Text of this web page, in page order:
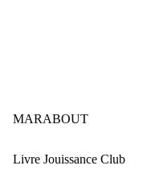
MARABOUT
Livre Jouissance Club